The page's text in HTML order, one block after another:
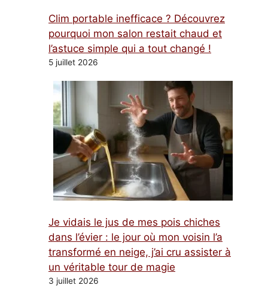
Clim portable inefficace ? Découvrez
pourquoi mon salon restait chaud et
l’astuce simple qui a tout changé !
5 juillet 2026
Je vidais le jus de mes pois chiches
dans l’évier : le jour où mon voisin l’a
transformé en neige, j’ai cru assister à
un véritable tour de magie
3 juillet 2026